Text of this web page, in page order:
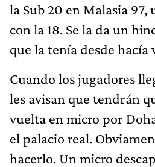
la Sub 20 en Malasia 97,
con la 18. Se la da un
que la tenía desde
Cuando los jugadores
les avisan que tendrán
vuelta en micro por
el palacio real.
hacerlo. Un micro